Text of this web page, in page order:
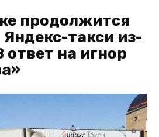
продолжится
Яндекс-такси из-
ответ на игнор